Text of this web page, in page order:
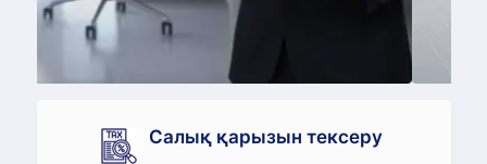
Салық қарызын тексеру